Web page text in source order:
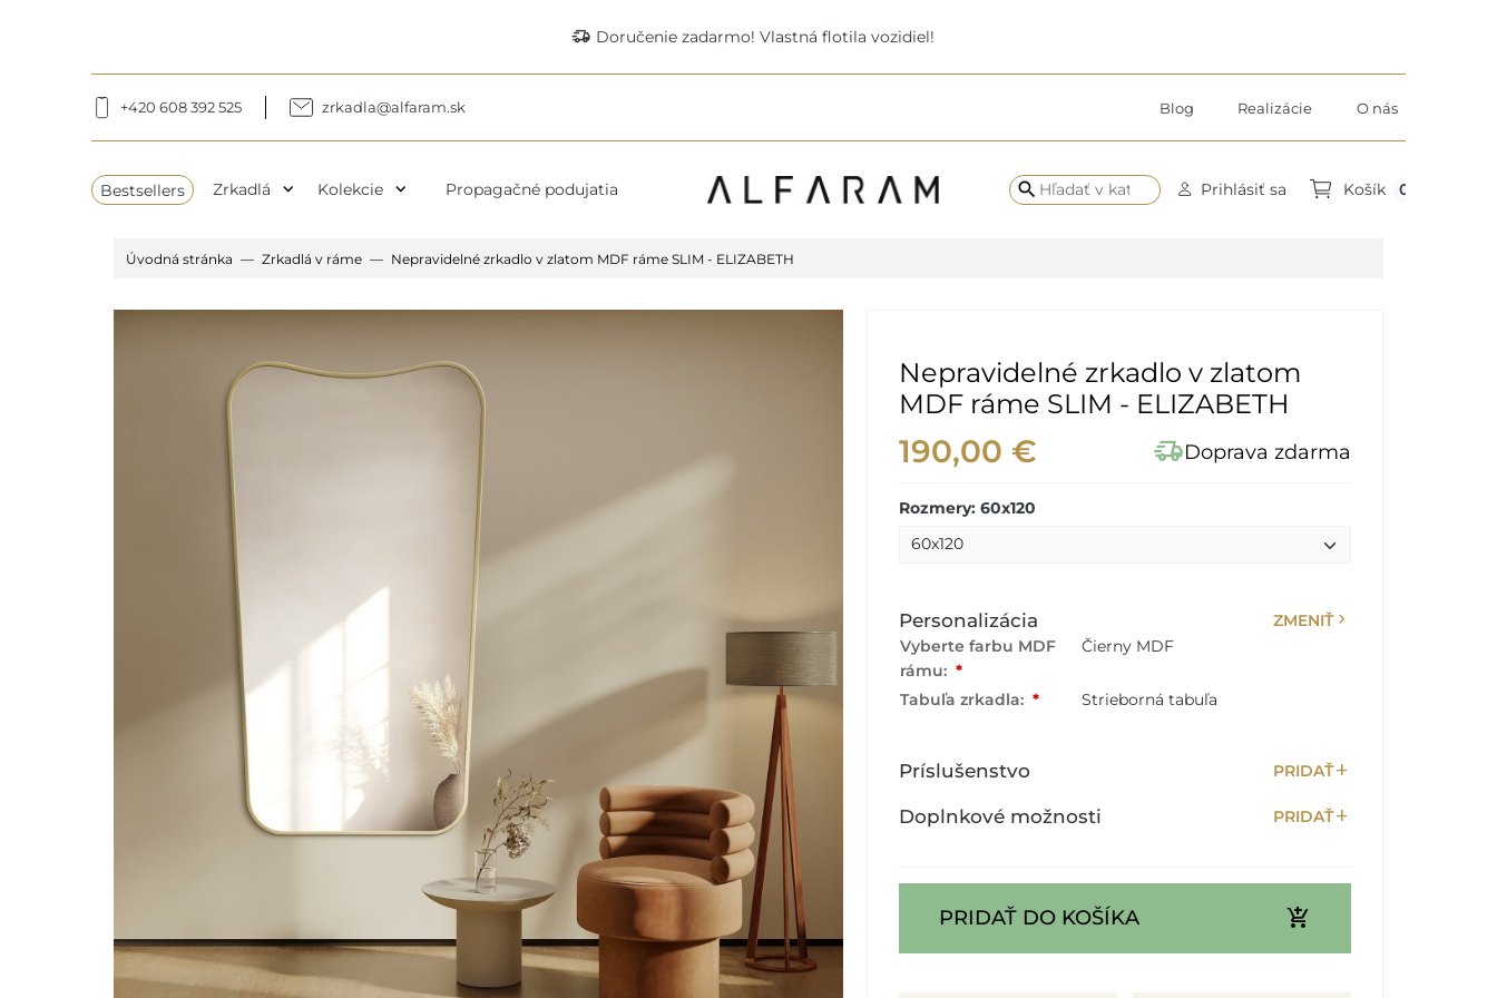
delivery_truck_speed Doručenie zadarmo! Vlastná flotila vozidiel!
+420 608 392 525 zrkadla@alfaram.sk Blog Realizácie O nás
Bestsellers Zrkadlá expand_more Kolekcie expand_more Propagačné podujatia search Prihlásiť sa Košík 0
Úvodná stránka Zrkadlá v ráme Nepravidelné zrkadlo v zlatom MDF ráme SLIM - ELIZABETH
Nepravidelné zrkadlo v zlatom
MDF ráme SLIM - ELIZABETH
190,00 € delivery_truck_speedDoprava zdarma
Rozmery: 60x120
Personalizácia ZMENIŤchevron_right
Vyberte farbu MDF
rámu: *
Čierny MDF
Tabuľa zrkadla: * Strieborná tabuľa
Príslušenstvo PRIDAŤadd
Doplnkové možnosti PRIDAŤadd
PRIDAŤ DO KOŠÍKA add_shopping_cart